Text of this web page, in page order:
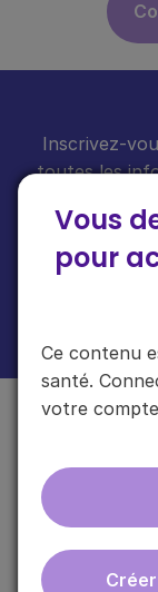
Vous
pour
Ce contenu
santé.
votre
Inscrivez-
toutes les
ebmfrance
gratuite